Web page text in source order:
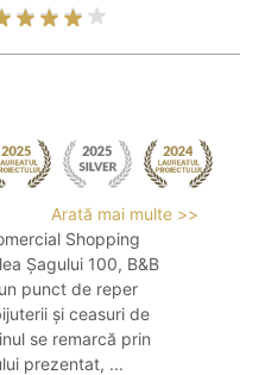
Arată mai multe >>
Shopping
Șagului 100, B&B
punct de reper
și ceasuri de
se remarcă prin
prezentat, ...